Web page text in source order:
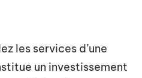
les services d’une
un investissement